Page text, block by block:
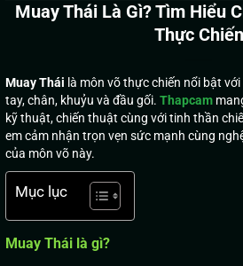
Muay Thái Là Gì? Tìm Hiểu
Thực Chiến
Muay Thái là môn võ thực chiến nổi bật
tay, chân, khuỷu và đầu gối. Thapcam
kỹ thuật, chiến thuật cùng với tinh thần
em cảm nhận trọn vẹn sức mạnh cùng
của môn võ này.
Mục lục
Muay Thái là gì?